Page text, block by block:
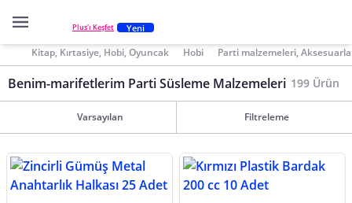
Plus'ı Keşfet Yeni
Kitap, Kırtasiye, Hobi, Oyuncak Hobi Parti malzemeleri,
Benim-marifetlerim Parti Süsleme Malzemeleri 199 Ürün
Varsayılan Filtreleme